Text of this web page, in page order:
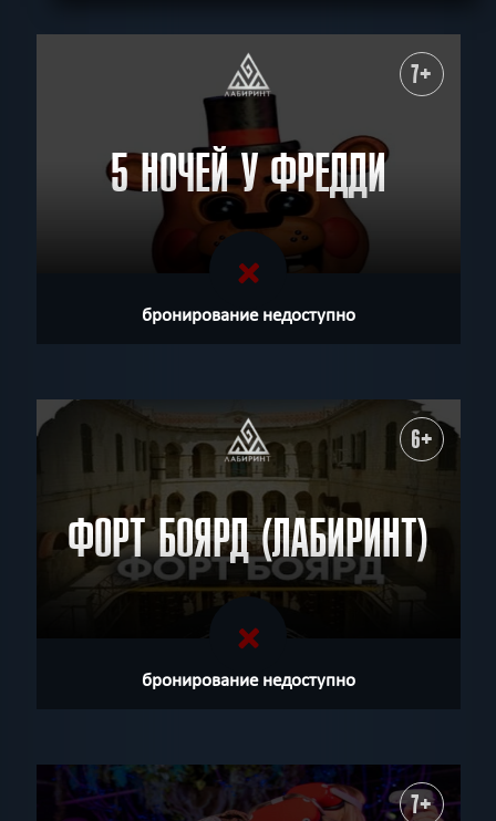
7+
5 НОЧЕЙ У ФРЕДДИ
бронирование недоступно
6+
ФОРТ БОЯРД (ЛАБИРИНТ)
бронирование недоступно
7+